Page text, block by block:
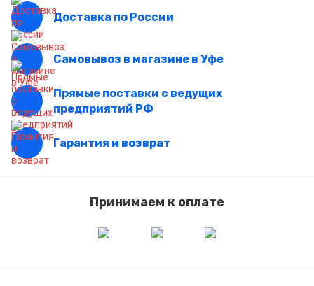
Доставка по России
Самовывоз в магазине в Уфе
Прямые поставки с ведущих
предприятий РФ
Гарантия и возврат
Принимаем к оплате